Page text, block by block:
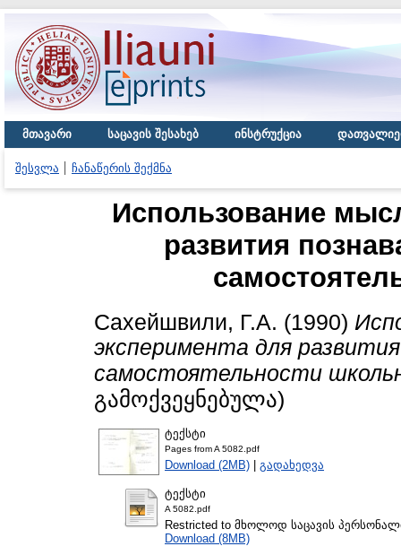
მთავარი საცავის შესახებ ინსტრუქცია
შესვლა ჩანაწერის შექმნა
Использование
развития
Сахейшвили, Г.А. (1990)
эксперимента для
самостоятельности
გამოქვეყნებულა)
ტექსტი
Pages from A 5082.pdf
Download (2MB) | გადახედვა
ტექსტი
A 5082.pdf
Restricted to მხოლოდ საცავის
Download (8MB)